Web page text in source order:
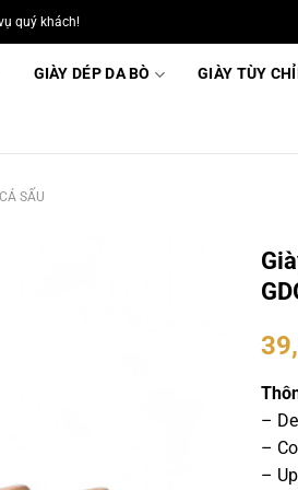
quý khách!
GIÀY DÉP DA BÒ GIÀY TÙY
SẤU
Giá
là:
–
–
–